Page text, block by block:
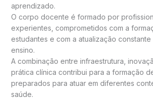
aprendizado.
O corpo docente é formado por
experientes, comprometidos com a
estudantes e com a atualização
ensino.
A combinação entre infraestrutura,
prática clínica contribui para a formação
preparados para atuar em diferentes
saúde.